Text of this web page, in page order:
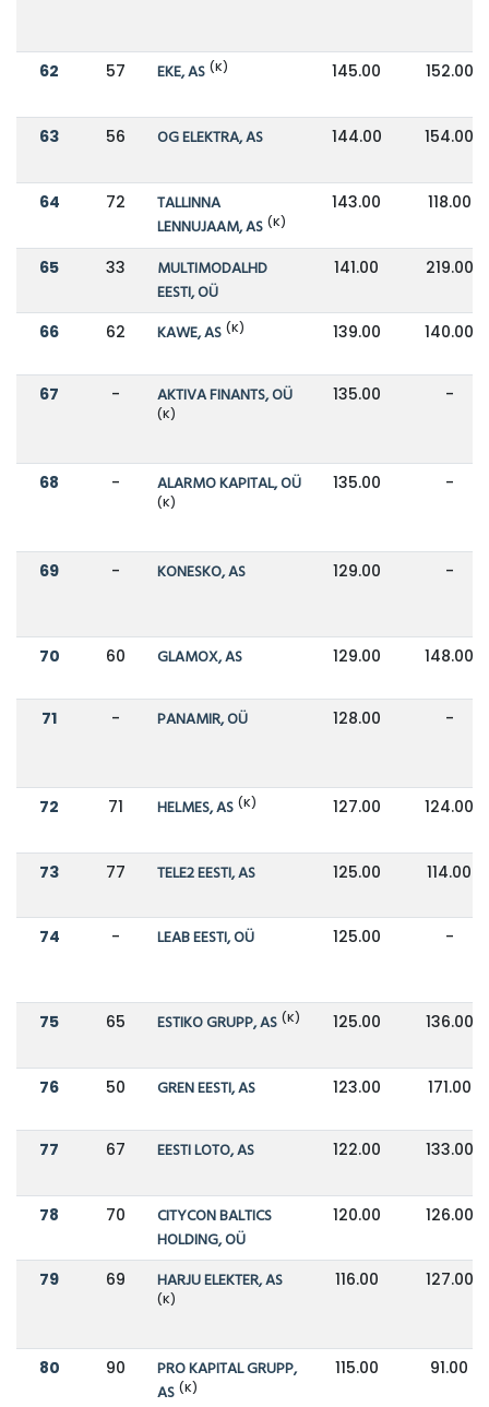
62 57 EKE, AS (K) 145.00 152.00
63 56 OG ELEKTRA, AS 144.00 154.00
64 72
TALLINNA
LENNUJAAM, AS (K)
143.00 118.00
65 33
MULTIMODALHD
EESTI, OÜ
141.00 219.00
66 62 KAWE, AS (K) 139.00 140.00
67 - AKTIVA FINANTS, OÜ
(K)
135.00 -
68 - ALARMO KAPITAL, OÜ
(K)
135.00 -
69 - KONESKO, AS 129.00 -
70 60 GLAMOX, AS 129.00 148.00
71 - PANAMIR, OÜ 128.00 -
72 71 HELMES, AS (K) 127.00 124.00
73 77 TELE2 EESTI, AS 125.00 114.00
74 - LEAB EESTI, OÜ 125.00 -
75 65 ESTIKO GRUPP, AS (K) 125.00 136.00
76 50 GREN EESTI, AS 123.00 171.00
77 67 EESTI LOTO, AS 122.00 133.00
78 70
CITYCON BALTICS
HOLDING, OÜ
120.00 126.00
79 69 HARJU ELEKTER, AS
(K)
116.00 127.00
80 90
PRO KAPITAL GRUPP,
AS (K)
115.00 91.00